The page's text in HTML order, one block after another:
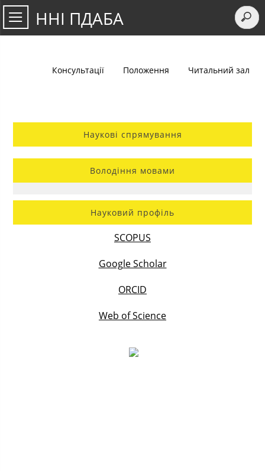
ННІ ПДАБА
Консультації Положення Читальний зал
Наукові спрямування
Володіння мовами
Науковий профіль
SCOPUS
Google Scholar
ORCID
Web of Science